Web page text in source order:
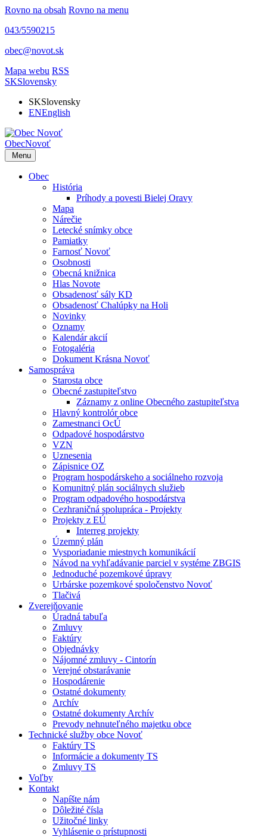
Rovno na obsah Rovno na menu
043/5590215
obec@novot.sk
Mapa webu RSS
SKSlovensky
SKSlovensky
ENEnglish
ObecNovoť
Menu
Obec
História
Príhody a povesti Bielej Oravy
Mapa
Nárečie
Letecké snímky obce
Pamiatky
Farnosť Novoť
Osobnosti
Obecná knižnica
Hlas Novote
Obsadenosť sály KD
Obsadenosť Chalúpky na Holi
Novinky
Oznamy
Kalendár akcií
Fotogaléria
Dokument Krásna Novoť
Samospráva
Starosta obce
Obecné zastupiteľstvo
Záznamy z online Obecného zastupiteľstva
Hlavný kontrolór obce
Zamestnanci OcÚ
Odpadové hospodárstvo
VZN
Uznesenia
Zápisnice OZ
Program hospodárskeho a sociálneho rozvoja
Komunitný plán sociálnych služieb
Program odpadového hospodárstva
Cezhraničná spolupráca - Projekty
Projekty z EÚ
Interreg projekty
Územný plán
Vysporiadanie miestnych komunikácií
Návod na vyhľadávanie parciel v systéme ZBGIS
Jednoduché pozemkové úpravy
Urbárske pozemkové spoločenstvo Novoť
Tlačivá
Zverejňovanie
Úradná tabuľa
Zmluvy
Faktúry
Objednávky
Nájomné zmluvy - Cintorín
Verejné obstarávanie
Hospodárenie
Ostatné dokumenty
Archív
Ostatné dokumenty Archív
Prevody nehnuteľného majetku obce
Technické služby obce Novoť
Faktúry TS
Informácie a dokumenty TS
Zmluvy TS
Voľby
Kontakt
Napíšte nám
Dôležité čísla
Užitočné linky
Vyhlásenie o prístupnosti